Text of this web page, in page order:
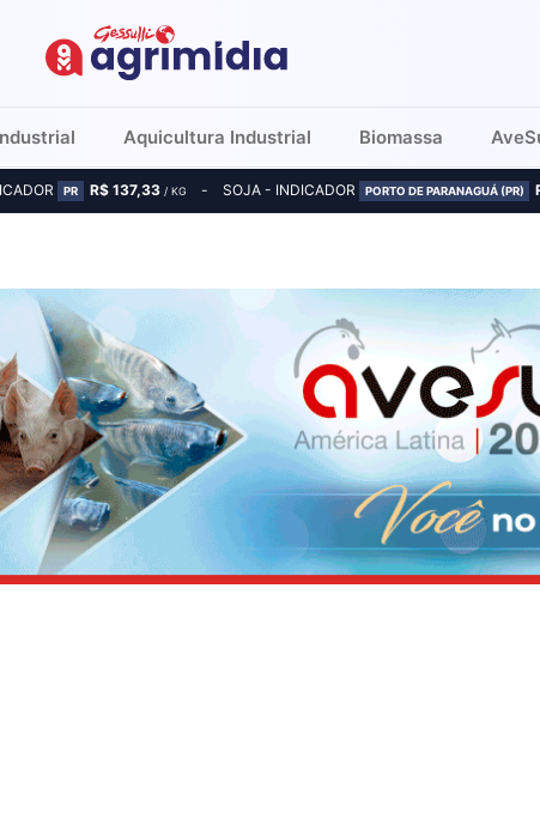
Aquicultura Industrial Biomassa
PR R$ 137,33/ KG SOJA - INDICADOR PORTO DE PARANAGUÁ (PR)